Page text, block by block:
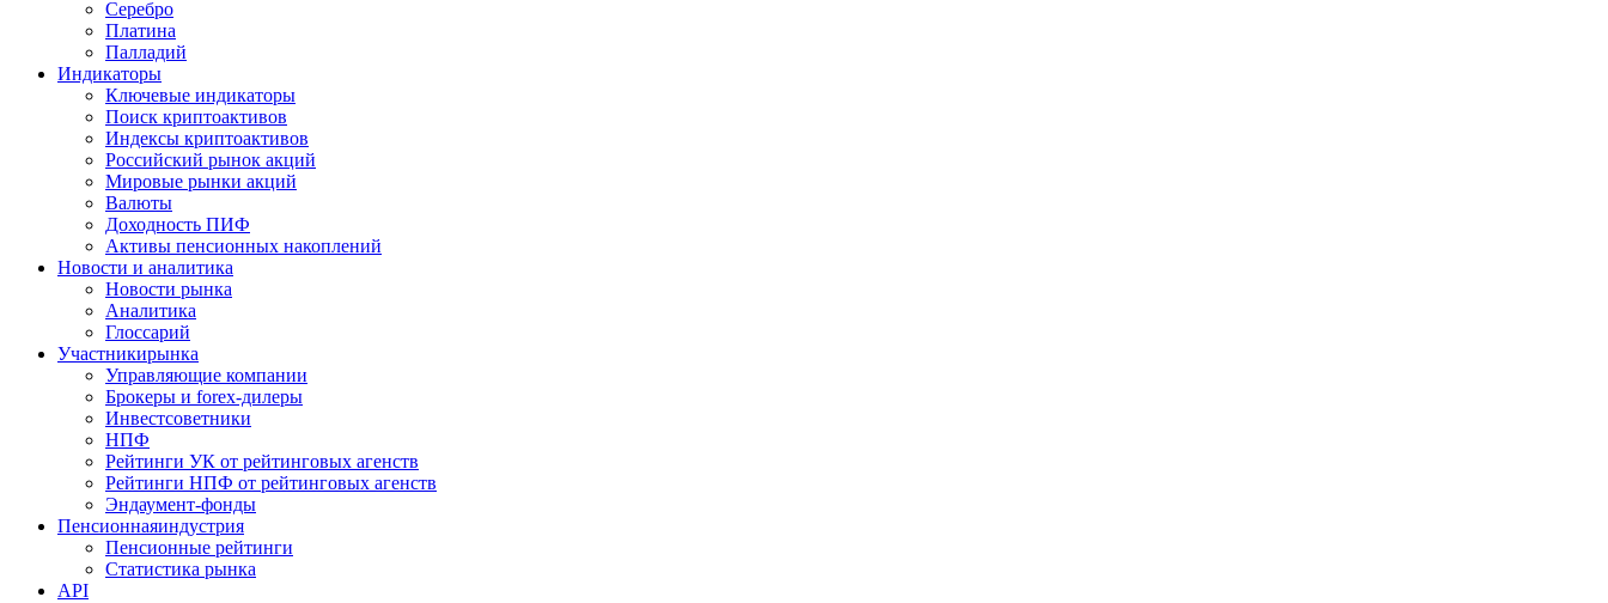
Серебро
Платина
Палладий
Индикаторы
Ключевые индикаторы
Поиск криптоактивов
Индексы криптоактивов
Российский рынок акций
Мировые рынки акций
Валюты
Доходность ПИФ
Активы пенсионных накоплений
Новости и аналитика
Новости рынка
Аналитика
Глоссарий
Участникирынка
Управляющие компании
Брокеры и forex-дилеры
Инвестсоветники
НПФ
Рейтинги УК от рейтинговых агенств
Рейтинги НПФ от рейтинговых агенств
Эндаумент-фонды
Пенсионнаяиндустрия
Пенсионные рейтинги
Статистика рынка
API